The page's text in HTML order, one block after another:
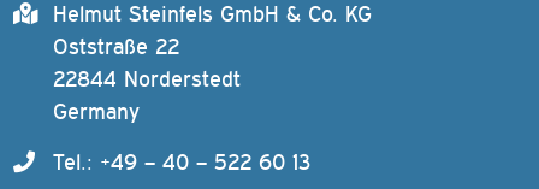
Helmut Steinfels GmbH & Co. KG
Oststraße 22
22844 Norderstedt
Germany
Tel.: +49 – 40 – 522 60 13